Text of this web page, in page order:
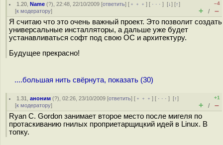
1.20 ,Name (?), 22:48, 22/10/2009 [ответить] [ ﹢﹢﹢] [ · · ·][↓] [↑]
[к модератору]
–4
+ / –
Я считаю что это очень важный проект. Это позволит создать
универсальные инсталляторы, а дальше уже будет
устанавливаться софт под свою ОС и архитектуру.
Будущее прекрасно!
....большая нить свёрнута, показать (30)
1.31 ,аноним (?), 02:26, 23/10/2009 [ответить] [ ﹢﹢﹢] [ · · ·][↑]
[к модератору]
+1
+ / –
Ryan C. Gordon занимает второе место после мигеля по
протаскиванию гнилых проприетарщицкий идей в Linux. В
топку.